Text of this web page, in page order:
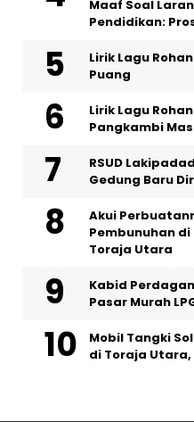
Maaf Soal
Pendidikan:
Lirik Lagu
Puang
Lirik Lagu
Pangkambi
RSUD
Gedung Baru
Akui
Pembunuhan
Toraja Utara
Kabid
Pasar Murah
Mobil Tangki
di Toraja Utara,